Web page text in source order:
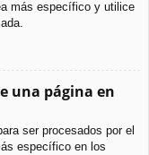
más específico y utilice
una página en
ser procesados por el
específico en los